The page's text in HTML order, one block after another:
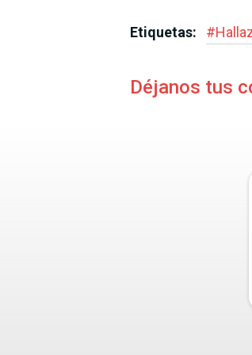
Etiquetas: #
Déjanos tus